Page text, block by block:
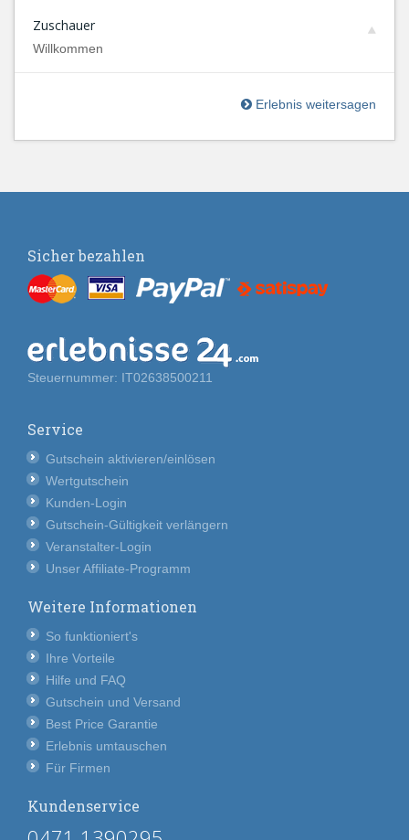
Zuschauer
Willkommen
Erlebnis weitersagen
Sicher bezahlen
Steuernummer: IT02638500211
Service
Gutschein aktivieren/einlösen
Wertgutschein
Kunden-Login
Gutschein-Gültigkeit verlängern
Veranstalter-Login
Unser Affiliate-Programm
Weitere Informationen
So funktioniert's
Ihre Vorteile
Hilfe und FAQ
Gutschein und Versand
Best Price Garantie
Erlebnis umtauschen
Für Firmen
Kundenservice